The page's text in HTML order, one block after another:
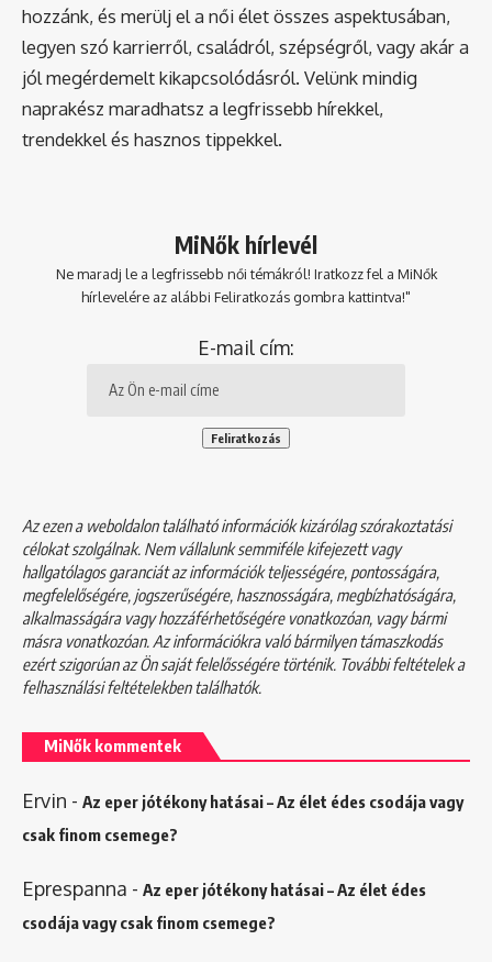
hozzánk, és merülj el a női élet összes aspektusában,
legyen szó karrierről, családról, szépségről, vagy akár a
jól megérdemelt kikapcsolódásról. Velünk mindig
naprakész maradhatsz a legfrissebb hírekkel,
trendekkel és hasznos tippekkel.
MiNők hírlevél
Ne maradj le a legfrissebb női témákról! Iratkozz fel a MiNők
hírlevelére az alábbi Feliratkozás gombra kattintva!"
E-mail cím:
Az ezen a weboldalon található információk kizárólag szórakoztatási
célokat szolgálnak. Nem vállalunk semmiféle kifejezett vagy
hallgatólagos garanciát az információk teljességére, pontosságára,
megfelelőségére, jogszerűségére, hasznosságára, megbízhatóságára,
alkalmasságára vagy hozzáférhetőségére vonatkozóan, vagy bármi
másra vonatkozóan. Az információkra való bármilyen támaszkodás
ezért szigorúan az Ön saját felelősségére történik. További feltételek a
felhasználási feltételekbentalálhatók.
MiNők kommentek
Ervin - Az eper jótékony hatásai – Az élet édes csodája vagy
csak finom csemege?
Eprespanna - Az eper jótékony hatásai – Az élet édes
csodája vagy csak finom csemege?